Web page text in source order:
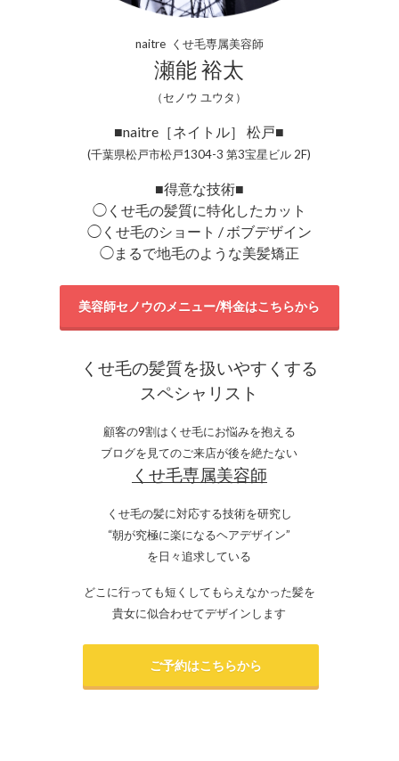
naitre くせ毛専属美容師
瀬能 裕太
（セノウ ユウタ）
■naitre［ネイトル］ 松戸■
(千葉県松戸市松戸1304-3 第3宝星ビル 2F)
■得意な技術■
◯くせ毛の髪質に特化したカット
◯くせ毛のショート / ボブデザイン
◯まるで地毛のような美髪矯正
美容師セノウのメニュー/料金はこちらから
くせ毛の髪質を扱いやすくする
スペシャリスト
顧客の9割はくせ毛にお悩みを抱える
ブログを見てのご来店が後を絶たない
くせ毛専属美容師
くせ毛の髪に対応する技術を研究し
“朝が究極に楽になるヘアデザイン”
を日々追求している
どこに行っても短くしてもらえなかった髪を
貴女に似合わせてデザインします
ご予約はこちらから